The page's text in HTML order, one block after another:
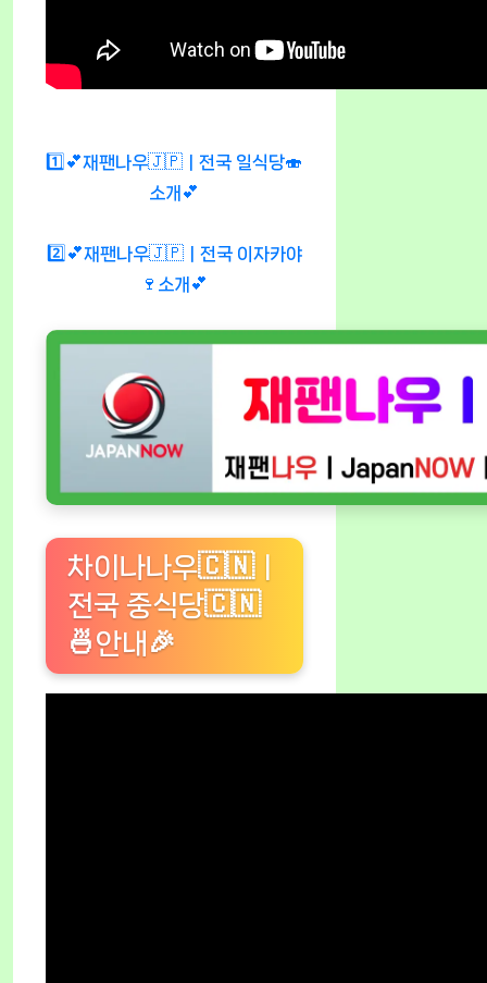
1️⃣💕재팬나우🇯🇵ㅣ전국 일식당🍣
소개💕
2️⃣💕재팬나우🇯🇵ㅣ전국 이자카야
🍷소개💕
차이나나우🇨🇳ㅣ
전국 중식당🇨🇳
🍜안내🎉